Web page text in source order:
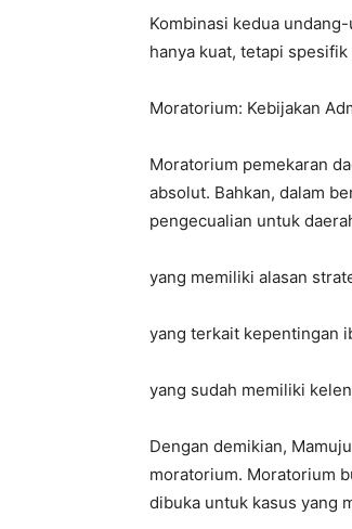
Kombinasi kedua
hanya kuat, tetapi
Moratorium: Kebijakan
Moratorium pemekaran
absolut. Bahkan, dalam
pengecualian untuk
yang memiliki alasan
yang terkait kepentingan
yang sudah memiliki
Dengan demikian,
moratorium. Moratorium
dibuka untuk kasus yang